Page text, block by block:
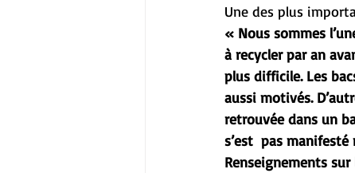
Une des plus
« Nous sommes
à recycler par an
plus difficile. Les
aussi motivés.
retrouvée dans un
s’est  pas
Renseignements